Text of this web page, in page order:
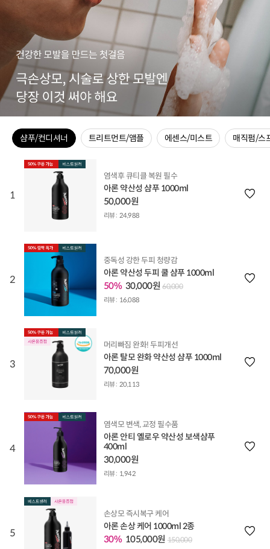
샴푸/컨디셔너 트리트먼트/앰플 에센스/미스트 매직펌/스
1
염색후 큐티클 복원 필수
아론 약산성 샴푸 1000ml
50,000원
리뷰 : 24,988
2
중독성 강한 두피 청량감
아론 약산성 두피 쿨 샴푸 1000ml
50% 30,000원 60,000
리뷰 : 16,088
3
머리빠짐 완화! 두피개선
아론 탈모 완화 약산성 샴푸 1000ml
70,000원
리뷰 : 20,113
4
염색모 변색, 교정 필수품
아론 안티 옐로우 약산성 보색샴푸
400ml
30,000원
리뷰 : 1,942
5
손상모 즉시복구 케어
아론 손상 케어 1000ml 2종
30% 105,000원 150,000